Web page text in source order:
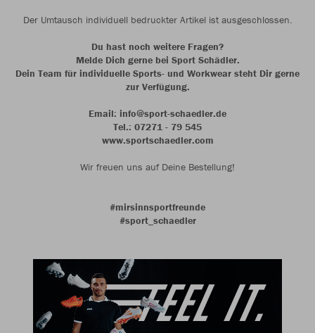
Der Umtausch individuell bedruckter Artikel ist ausgeschlossen.
Du hast noch weitere Fragen?
Melde Dich gerne bei Sport Schädler.
Dein Team für individuelle Sports- und Workwear steht Dir gerne
zur Verfügung.
Email: info@sport-schaedler.de
Tel.: 07271 - 79 545
www.sportschaedler.com
Wir freuen uns auf Deine Bestellung!
#mirsinnsportfreunde
#sport_schaedler